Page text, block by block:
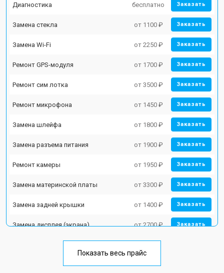
Диагностика бесплатно Заказать
Замена стекла от 1100 ₽ Заказать
Замена Wi-Fi от 2250 ₽ Заказать
Ремонт GPS-модуля от 1700 ₽ Заказать
Ремонт сим лотка от 3500 ₽ Заказать
Ремонт микрофона от 1450 ₽ Заказать
Замена шлейфа от 1800 ₽ Заказать
Замена разъема питания от 1900 ₽ Заказать
Ремонт камеры от 1950 ₽ Заказать
Замена материнской платы от 3300 ₽ Заказать
Замена задней крышки от 1400 ₽ Заказать
Замена дисплея (экрана) от 2700 ₽ Заказать
Замена кнопки включения от 1750 ₽
Показать весь прайс